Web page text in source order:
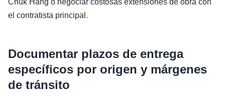
el contratista principal.
Documentar plazos de entrega
específicos por origen y márgenes
de tránsito